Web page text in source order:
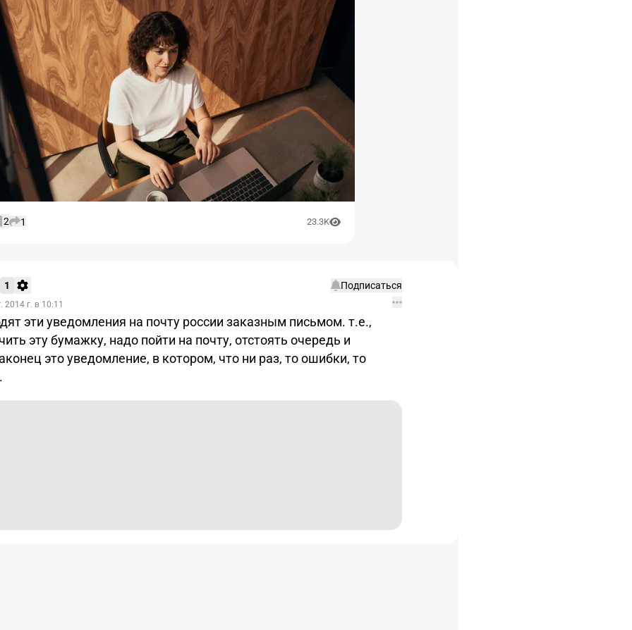
2 1 23.3K
1 Подписаться
2014 г. в 10:11
эти уведомления на почту россии заказным письмом. т.е.,
эту бумажку, надо пойти на почту, отстоять очередь и
это уведомление, в котором, что ни раз, то ошибки, то